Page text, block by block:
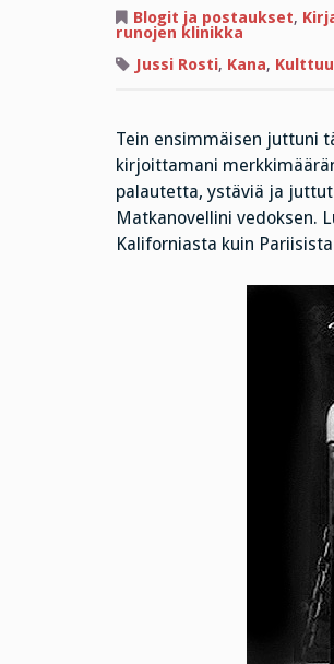
Blogit ja postaukset,
runojen klinikka
Jussi Rosti, Kana,
Tein ensimmäisen juttuni
kirjoittamani
palautetta, ystäviä ja
Matkanovellini vedoksen.
Kaliforniasta kuin